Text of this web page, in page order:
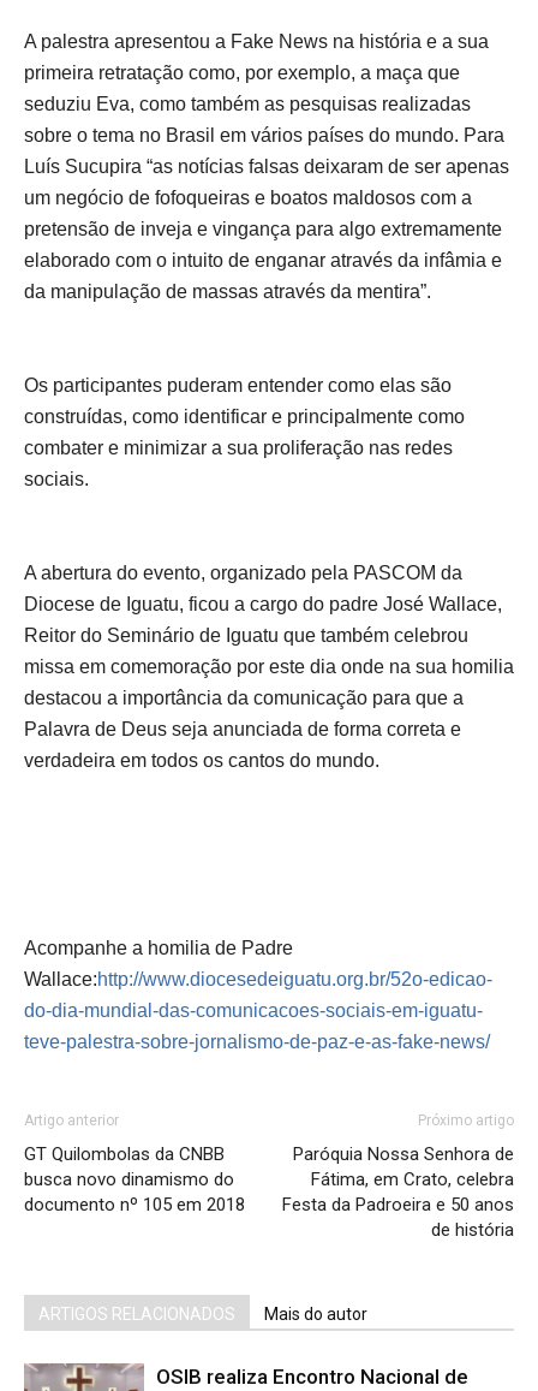
A palestra apresentou a Fake News na história e a sua
primeira retratação como, por exemplo, a maça que
seduziu Eva, como também as pesquisas realizadas
sobre o tema no Brasil em vários países do mundo. Para
Luís Sucupira “as notícias falsas deixaram de ser apenas
um negócio de fofoqueiras e boatos maldosos com a
pretensão de inveja e vingança para algo extremamente
elaborado com o intuito de enganar através da infâmia e
da manipulação de massas através da mentira”.
Os participantes puderam entender como elas são
construídas, como identificar e principalmente como
combater e minimizar a sua proliferação nas redes
sociais.
A abertura do evento, organizado pela PASCOM da
Diocese de Iguatu, ficou a cargo do padre José Wallace,
Reitor do Seminário de Iguatu que também celebrou
missa em comemoração por este dia onde na sua homilia
destacou a importância da comunicação para que a
Palavra de Deus seja anunciada de forma correta e
verdadeira em todos os cantos do mundo.
Acompanhe a homilia de Padre
Wallace:http://www.diocesedeiguatu.org.br/52o-edicao-
do-dia-mundial-das-comunicacoes-sociais-em-iguatu-
teve-palestra-sobre-jornalismo-de-paz-e-as-fake-news/
Artigo anterior
GT Quilombolas da CNBB
busca novo dinamismo do
documento nº 105 em 2018
Próximo artigo
Paróquia Nossa Senhora de
Fátima, em Crato, celebra
Festa da Padroeira e 50 anos
de história
ARTIGOS RELACIONADOS Mais do autor
OSIB realiza Encontro Nacional de